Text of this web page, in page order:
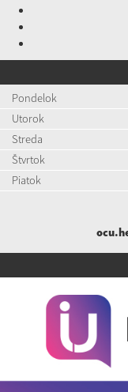
Pondelok
Utorok
Streda
Štvrtok
Piatok